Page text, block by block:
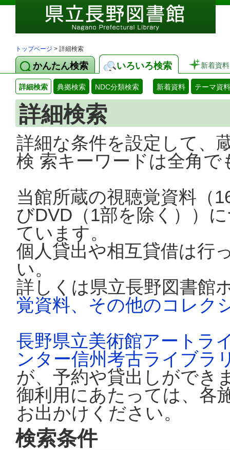
トップページ > 詳細検索
かんたん検索 いろいろ検索 新着資料
詳細検索 典拠検索 NDC分類検索 新着資料 テーマ資料
詳細検索
詳細な条件を設定して、
検 索キーワードは全角
当館所蔵の視聴覚資料（
びDVD（1部を除く））
ています。
個人貸出や相互貸借は行
い。
詳しくは県立長野図書館
覚資料、その他のコレク
長野県立美術館アートラ
ンター信州考古ライブラ
が、予約や貸出しができ
御利用にあたっては、各
お出かけください。
検索条件